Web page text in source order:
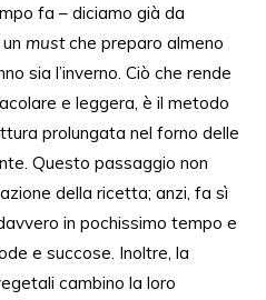
fa – diciamo già da
mustche preparo almeno
sia l’inverno. Ciò che rende
e leggera, è il metodo
prolungata nel forno delle
Questo passaggio non
della ricetta; anzi, fa sì
in pochissimo tempo e
e succose. Inoltre, la
cambino la loro